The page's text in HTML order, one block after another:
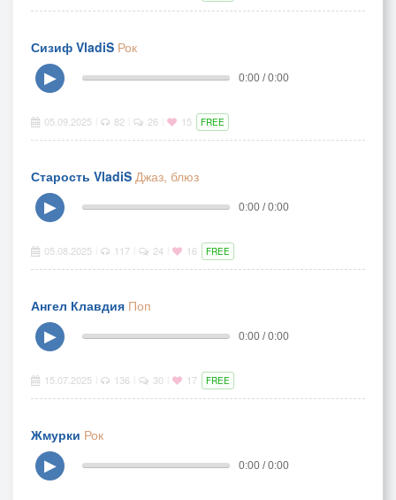
Сизиф VladiS Рок
▶
0:00 / 0:00
05.09.2025 82 26 15 FREE
Старость VladiS Джаз, блюз
▶
0:00 / 0:00
05.08.2025 117 24 16 FREE
Ангел Клавдия Поп
▶
0:00 / 0:00
15.07.2025 136 30 17 FREE
Жмурки Рок
▶
0:00 / 0:00